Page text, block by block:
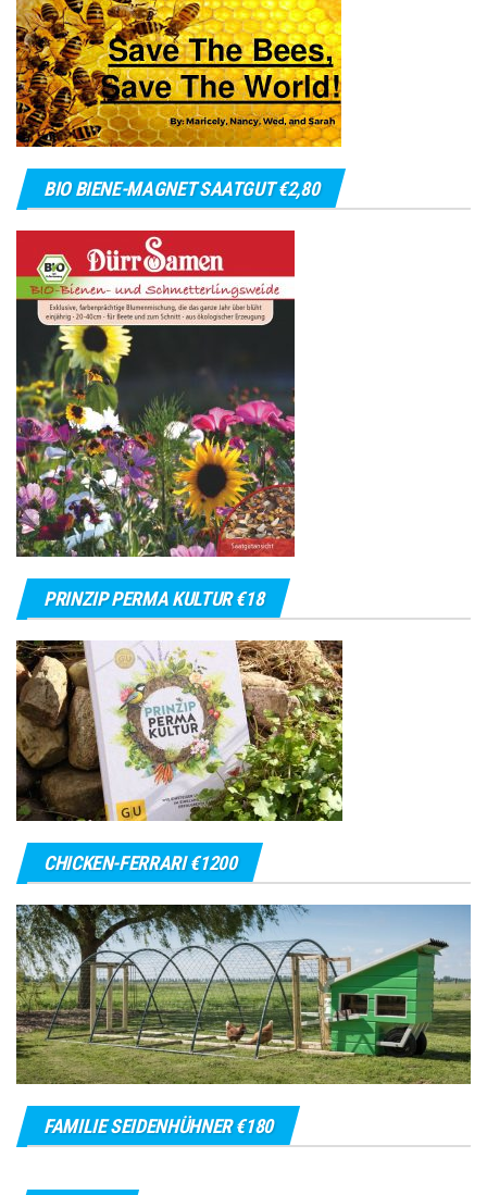
BIO BIENE-MAGNET SAATGUT €2,80
PRINZIP PERMA KULTUR €18
CHICKEN-FERRARI €1200
FAMILIE SEIDENHÜHNER €180